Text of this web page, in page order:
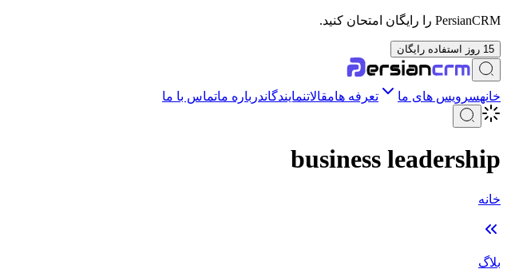
PersianCRM را رایگان امتحان کنید.
15 روز استفاده رایگان
خانهسرویس های ما تعرفه هامقالاتنمایندگاندرباره ماتماس با ما
business leadership
خانه
بلاگ